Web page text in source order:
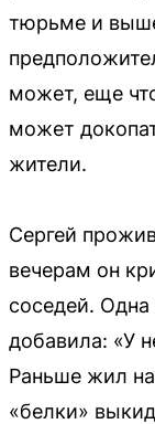
тюрьме и
может, еще
может
жители.
Сергей
вечерам он
соседей.
добавила: «У
Раньше жил
«белки»